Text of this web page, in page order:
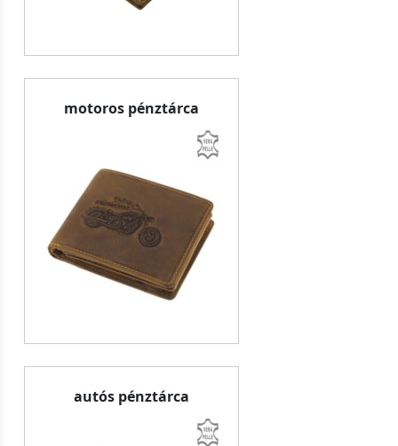
motoros pénztárca
autós pénztárca